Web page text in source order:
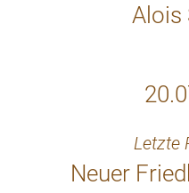
Alois
Letzte
Neuer